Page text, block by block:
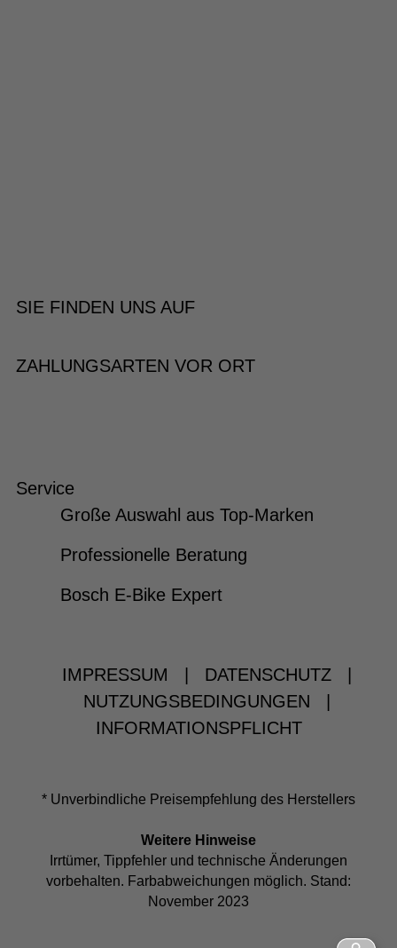
SIE FINDEN UNS AUF
ZAHLUNGSARTEN VOR ORT
Service
Große Auswahl aus Top-Marken
Professionelle Beratung
Bosch E-Bike Expert
IMPRESSUM DATENSCHUTZ
NUTZUNGSBEDINGUNGEN
INFORMATIONSPFLICHT
* Unverbindliche Preisempfehlung des Herstellers
Weitere Hinweise
Irrtümer, Tippfehler und technische Änderungen
vorbehalten. Farbabweichungen möglich. Stand:
November 2023